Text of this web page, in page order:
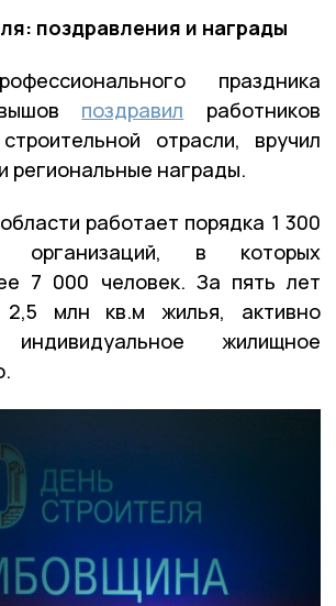
поздравления и награды
праздника
поздравил работников
отрасли, вручил
региональные награды.
работает порядка 1 300
организаций, в которых
7 000 человек. За пять лет
млн кв.м жилья, активно
индивидуальное жилищное